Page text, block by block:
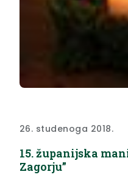
26. studenoga 2018.
15. županijska
Zagorju”